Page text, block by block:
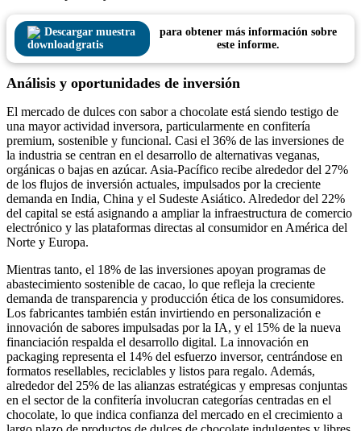
Descargar muestra
gratis
para obtener más información sobre
este informe.
Análisis y oportunidades de inversión
El mercado de dulces con sabor a chocolate está siendo testigo de
una mayor actividad inversora, particularmente en confitería
premium, sostenible y funcional. Casi el 36% de las inversiones de
la industria se centran en el desarrollo de alternativas veganas,
orgánicas o bajas en azúcar. Asia-Pacífico recibe alrededor del 27%
de los flujos de inversión actuales, impulsados ​​por la creciente
demanda en India, China y el Sudeste Asiático. Alrededor del 22%
del capital se está asignando a ampliar la infraestructura de comercio
electrónico y las plataformas directas al consumidor en América del
Norte y Europa.
Mientras tanto, el 18% de las inversiones apoyan programas de
abastecimiento sostenible de cacao, lo que refleja la creciente
demanda de transparencia y producción ética de los consumidores.
Los fabricantes también están invirtiendo en personalización e
innovación de sabores impulsadas por la IA, y el 15% de la nueva
financiación respalda el desarrollo digital. La innovación en
packaging representa el 14% del esfuerzo inversor, centrándose en
formatos resellables, reciclables y listos para regalo. Además,
alrededor del 25% de las alianzas estratégicas y empresas conjuntas
en el sector de la confitería involucran categorías centradas en el
chocolate, lo que indica confianza del mercado en el crecimiento a